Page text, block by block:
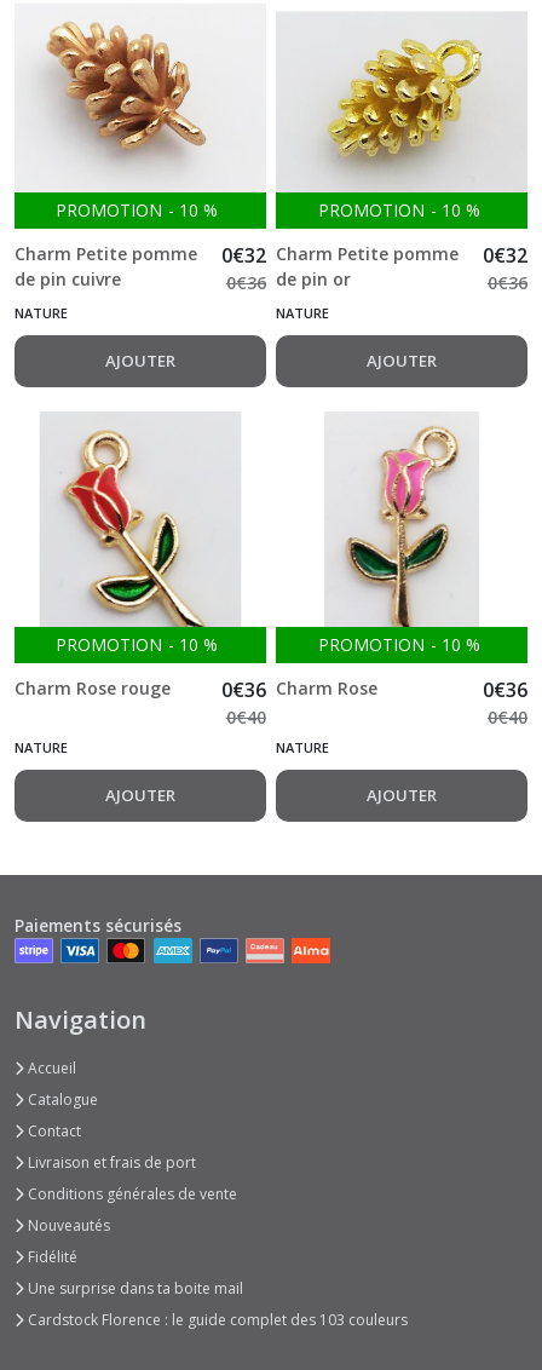
PROMOTION - 10 %
Charm Petite pomme
de pin cuivre
0€32
0€36
NATURE
AJOUTER
PROMOTION - 10 %
Charm Petite pomme
de pin or
0€32
0€36
NATURE
AJOUTER
PROMOTION - 10 %
Charm Rose rouge
0€36
0€40
NATURE
AJOUTER
PROMOTION - 10 %
Charm Rose
0€36
0€40
NATURE
AJOUTER
Paiements sécurisés
Navigation
Accueil
Catalogue
Contact
Livraison et frais de port
Conditions générales de vente
Nouveautés
Fidélité
Une surprise dans ta boite mail
Cardstock Florence : le guide complet des 103 couleurs